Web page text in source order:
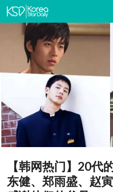
【韩网热门】20代
东健、郑雨盛、赵